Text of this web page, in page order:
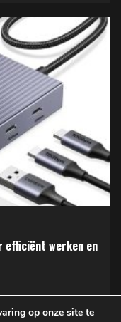
efficiënt werken en
op onze site te